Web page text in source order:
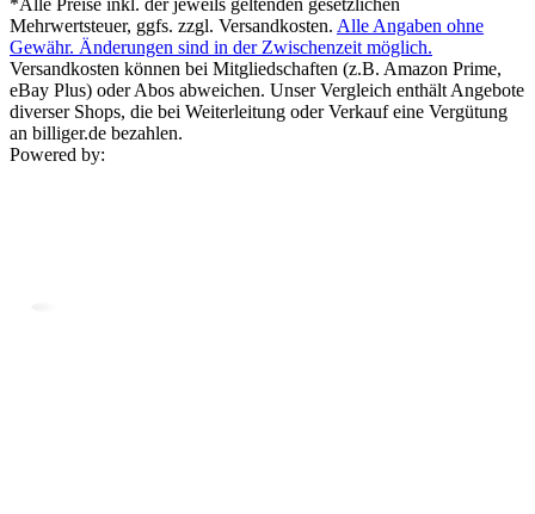
Mehrwertsteuer, ggfs. zzgl. Versandkosten. Alle Angaben ohne
Gewähr. Änderungen sind in der Zwischenzeit möglich.
Versandkosten können bei Mitgliedschaften (z.B. Amazon Prime,
eBay Plus) oder Abos abweichen. Unser Vergleich enthält Angebote
diverser Shops, die bei Weiterleitung oder Verkauf eine Vergütung
an billiger.de bezahlen.
Powered by: